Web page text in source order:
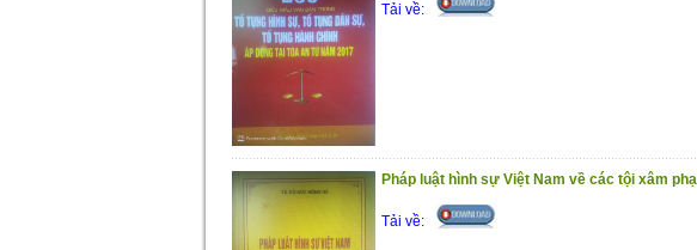
Tải về:
Pháp luật hình sự Việt Nam về các tội xâm
Tải về: